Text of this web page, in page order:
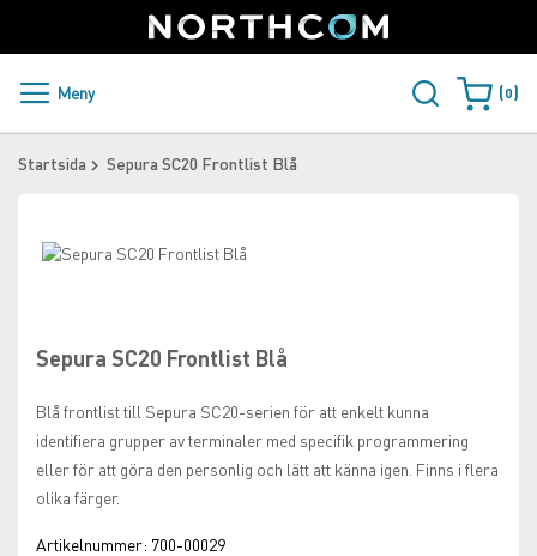
to
Content
Sweden
PRODUKTER OCH LÖSNINGAR
ÅTERFÖRSÄLJARE
Meny Varukorgen
0
Startsida Sepura SC20 Frontlist Blå
Sepura SC20 Frontlist Blå
Blå frontlist till Sepura SC20-serien för att enkelt kunna
identifiera grupper av terminaler med specifik programmering
eller för att göra den personlig och lätt att känna igen. Finns i flera
olika färger.
Artikelnummer: 700-00029
Skip
of
the
gallery
beginning
of
images
gallery